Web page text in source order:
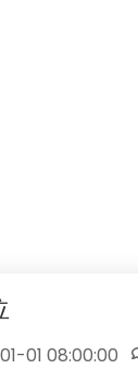
01 08:00:00